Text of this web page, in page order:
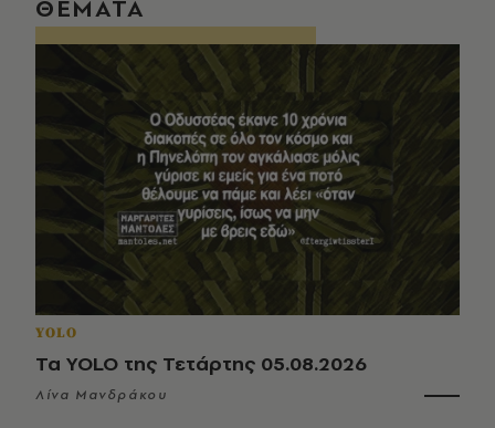
ΘΕΜΑΤΑ
YOLO
Τα YOLO της Τετάρτης 05.08.2026
Λίνα Μανδράκου